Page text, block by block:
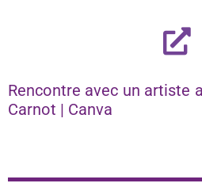
Rencontre avec un artiste
Carnot | Canva